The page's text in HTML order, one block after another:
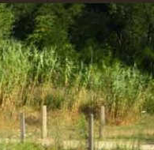
navigation